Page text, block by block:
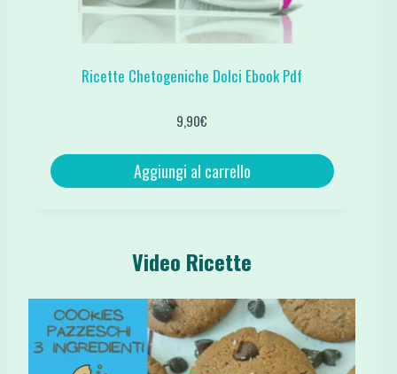
Ricette Chetogeniche Dolci Ebook Pdf
9,90€
Aggiungi al carrello
Video Ricette